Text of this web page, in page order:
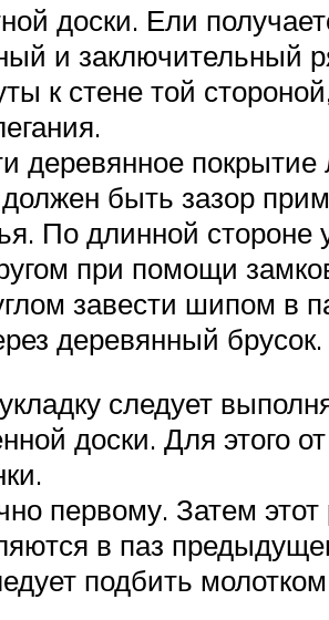
доски. Ели
и
к стене той
деревянное
быть зазор
По длинной стороне
при помощи
завести шипом в
деревянный брусок.
следует
доски. Для этого
первому. Затем
в паз
подбить молотком